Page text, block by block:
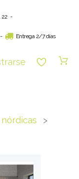
22 -
- Entrega 2/7 días
nórdicas